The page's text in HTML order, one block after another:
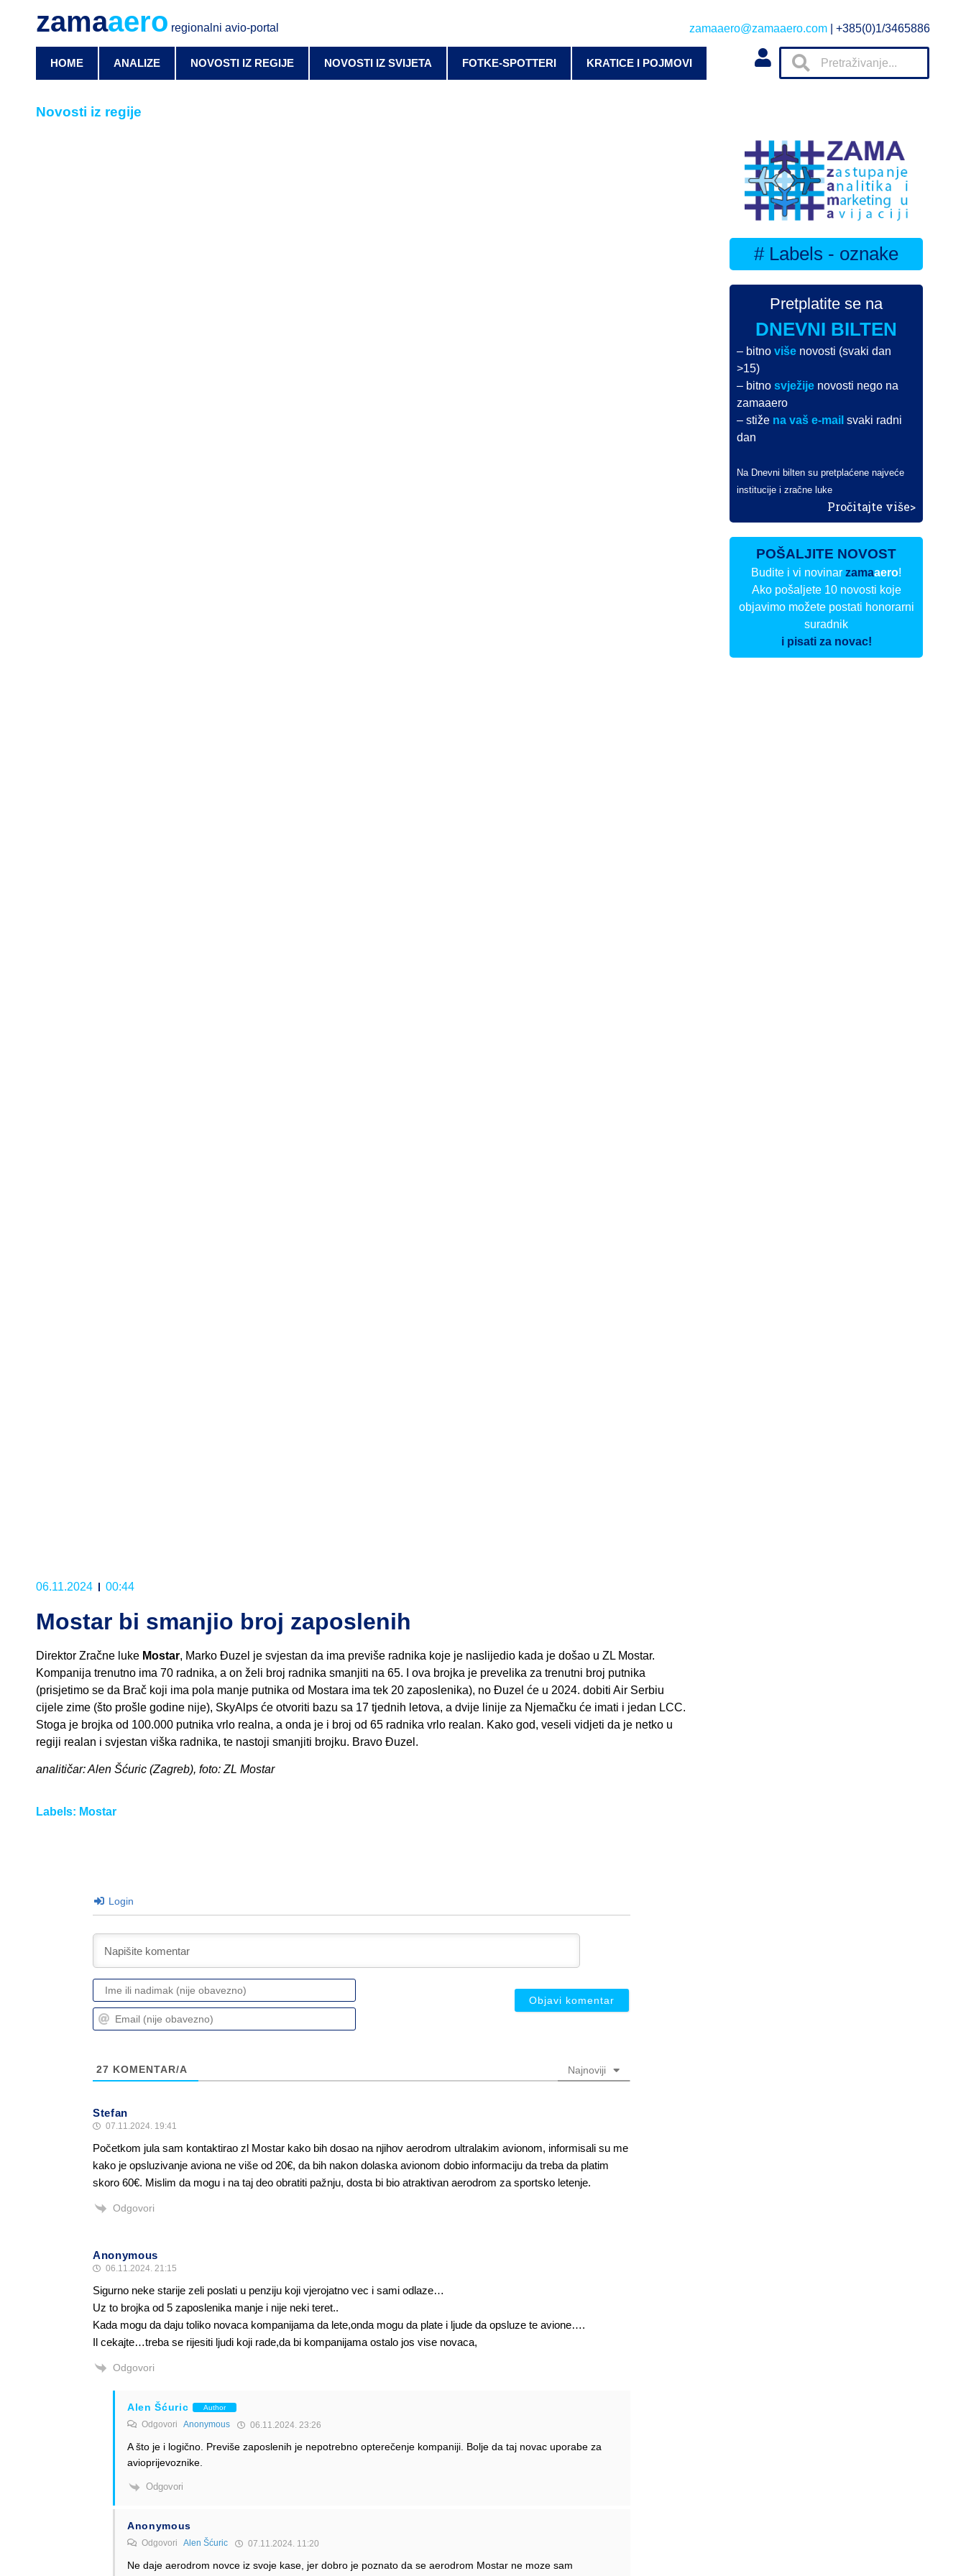
zamaaero regionalni avio-portal zamaaero@zamaaero.com | +385(0)1/3465886
HOME ANALIZE NOVOSTI IZ REGIJE NOVOSTI IZ SVIJETA FOTKE-SPOTTERI KRATICE I POJMOVI
Novosti iz regije
06.11.2024 00:44
Mostar bi smanjio broj zaposlenih
Direktor Zračne luke Mostar, Marko Đuzel je svjestan da ima previše radnika koje je naslijedio kada je došao u ZL Mostar.
Kompanija trenutno ima 70 radnika, a on želi broj radnika smanjiti na 65. I ova brojka je prevelika za trenutni broj putnika
(prisjetimo se da Brač koji ima pola manje putnika od Mostara ima tek 20 zaposlenika), no Đuzel će u 2024. dobiti Air Serbiu
cijele zime (što prošle godine nije), SkyAlps će otvoriti bazu sa 17 tjednih letova, a dvije linije za Njemačku će imati i jedan LCC.
Stoga je brojka od 100.000 putnika vrlo realna, a onda je i broj od 65 radnika vrlo realan. Kako god, veseli vidjeti da je netko u
regiji realan i svjestan viška radnika, te nastoji smanjiti brojku. Bravo Đuzel.
analitičar: Alen Šćuric (Zagreb), foto: ZL Mostar
Labels: Mostar
Login
Ime
ili
nadimak
Email
(nije
27 KOMENTAR/A Najnoviji
Stefan
07.11.2024. 19:41
Početkom jula sam kontaktirao zl Mostar kako bih dosao na njihov aerodrom ultralakim avionom, informisali su me
kako je opsluzivanje aviona ne više od 20€, da bih nakon dolaska avionom dobio informaciju da treba da platim
skoro 60€. Mislim da mogu i na taj deo obratiti pažnju, dosta bi bio atraktivan aerodrom za sportsko letenje.
Odgovori
Anonymous
06.11.2024. 21:15
Sigurno neke starije zeli poslati u penziju koji vjerojatno vec i sami odlaze…
Uz to brojka od 5 zaposlenika manje i nije neki teret..
Kada mogu da daju toliko novaca kompanijama da lete,onda mogu da plate i ljude da opsluze te avione….
Il cekajte…treba se rijesiti ljudi koji rade,da bi kompanijama ostalo jos vise novaca,
Odgovori
Alen Šćuric Author
Odgovori Anonymous 06.11.2024. 23:26
A što je i logično. Previše zaposlenih je nepotrebno opterečenje kompaniji. Bolje da taj novac uporabe za
avioprijevoznike.
Odgovori
Anonymous
Odgovori Alen Šćuric 07.11.2024. 11:20
Ne daje aerodrom novce iz svoje kase, jer dobro je poznato da se aerodrom Mostar ne moze sam
# Labels - oznake
Pretplatite se na
DNEVNI BILTEN
– bitnoviše novosti (svaki dan
>15)
– bitnosvježije novosti nego na
zamaaero
– stiže na vaš e-mail svaki radni
dan
Na Dnevni bilten su pretplaćene najveće
institucije i zračne luke
Pročitajte više>
POŠALJITE NOVOST
Budite i vi novinarzamaaero!
Ako pošaljete 10 novosti koje
objavimo možete postati honorarni
suradnik
i pisati za novac!